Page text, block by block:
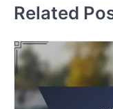
n
v
i
g
Related